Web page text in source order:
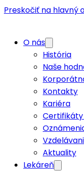
Preskočiť na hlavný
O nás
História
Naše
Kontakty
Kariéra
Aktuality
Lekáreň